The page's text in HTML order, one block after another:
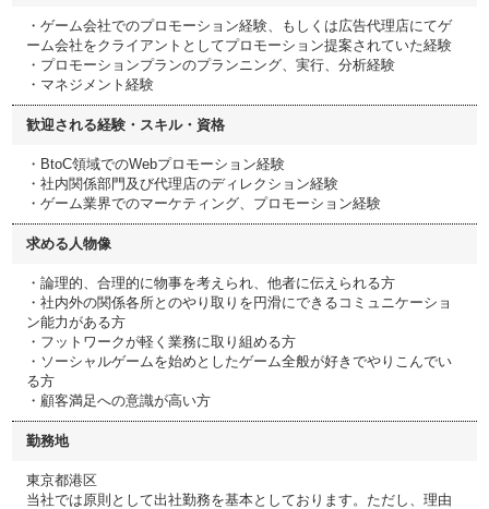
・ゲーム会社でのプロモーション経験、もしくは広告代理店にてゲ
ーム会社をクライアントとしてプロモーション提案されていた経験
・プロモーションプランのプランニング、実行、分析経験
・マネジメント経験
歓迎される経験・スキル・資格
・BtoC領域でのWebプロモーション経験
・社内関係部門及び代理店のディレクション経験
・ゲーム業界でのマーケティング、プロモーション経験
求める人物像
・論理的、合理的に物事を考えられ、他者に伝えられる方
・社内外の関係各所とのやり取りを円滑にできるコミュニケーショ
ン能力がある方
・フットワークが軽く業務に取り組める方
・ソーシャルゲームを始めとしたゲーム全般が好きでやりこんでい
る方
・顧客満足への意識が高い方
勤務地
東京都港区
当社では原則として出社勤務を基本としております。ただし、理由